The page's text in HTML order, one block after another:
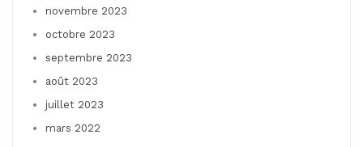
novembre 2023
octobre 2023
septembre 2023
août 2023
juillet 2023
mars 2022